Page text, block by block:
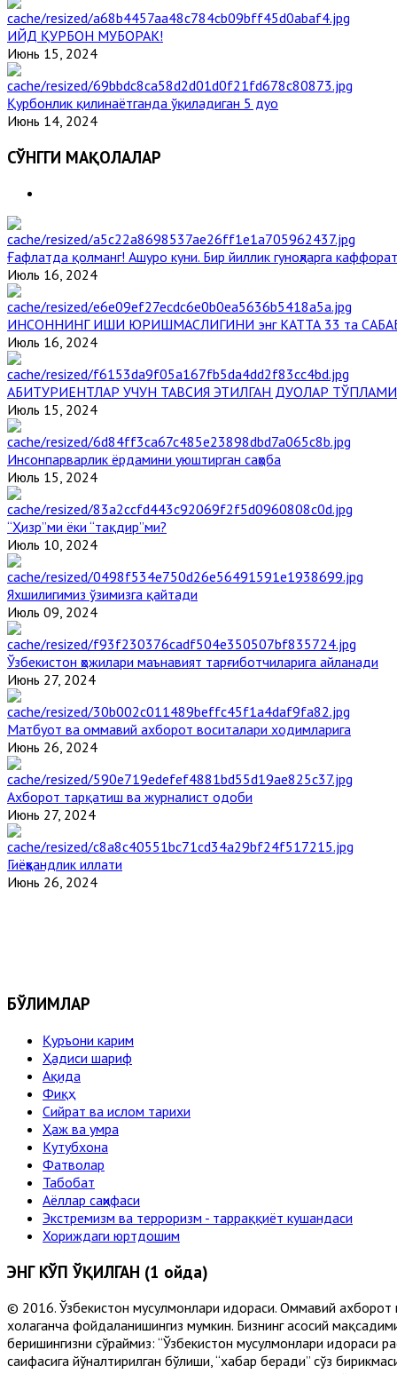
ИЙД ҚУРБОН МУБОРАК!
Июнь 15, 2024
Қурбонлик қилинаётганда ўқиладиган 5 дуо
Июнь 14, 2024
СЎНГГИ МАҚОЛАЛАР
Ғафлатда қолманг! Ашуро куни. Бир йиллик гуноҳларга
Июль 16, 2024
ИНСОННИНГ ИШИ ЮРИШМАСЛИГИНИ энг КАТТА 33 та
Июль 16, 2024
АБИТУРИЕНТЛАР УЧУН ТАВСИЯ ЭТИЛГАН ДУОЛАР ТЎПЛАМИ
Июль 15, 2024
Инсонпарварлик ёрдамини уюштирган саҳоба
Июль 15, 2024
“Ҳизр”ми ёки “тақдир”ми?
Июль 10, 2024
Яхшилигимиз ўзимизга қайтади
Июль 09, 2024
Ўзбекистон ҳожилари маънавият тарғиботчиларига айланади
Июнь 27, 2024
Матбуот ва оммавий ахборот воситалари ходимларига
Июнь 26, 2024
Ахборот тарқатиш ва журналист одоби
Июнь 27, 2024
Гиёҳвандлик иллати
Июнь 26, 2024
БЎЛИМЛАР
Қуръони карим
Ҳадиси шариф
Ақида
Фиқҳ
Сийрат ва ислом тарихи
Ҳаж ва умра
Кутубхона
Фатволар
Табобат
Аёллар саҳифаси
Экстремизм ва терроризм - тарраққиёт кушандаси
Хориждаги юртдошим
ЭНГ КЎП ЎҚИЛГАН (1 ойда)
© 2016. Ўзбекистон мусулмонлари идораси. Оммавий ахборот
хоҳлаганча фойдаланишингиз мумкин. Бизнинг асосий
беришингизни сўраймиз: “Ўзбекистон мусулмонлари идораси
саҳифасига йўналтирилган бўлиши, “хабар беради” сўз